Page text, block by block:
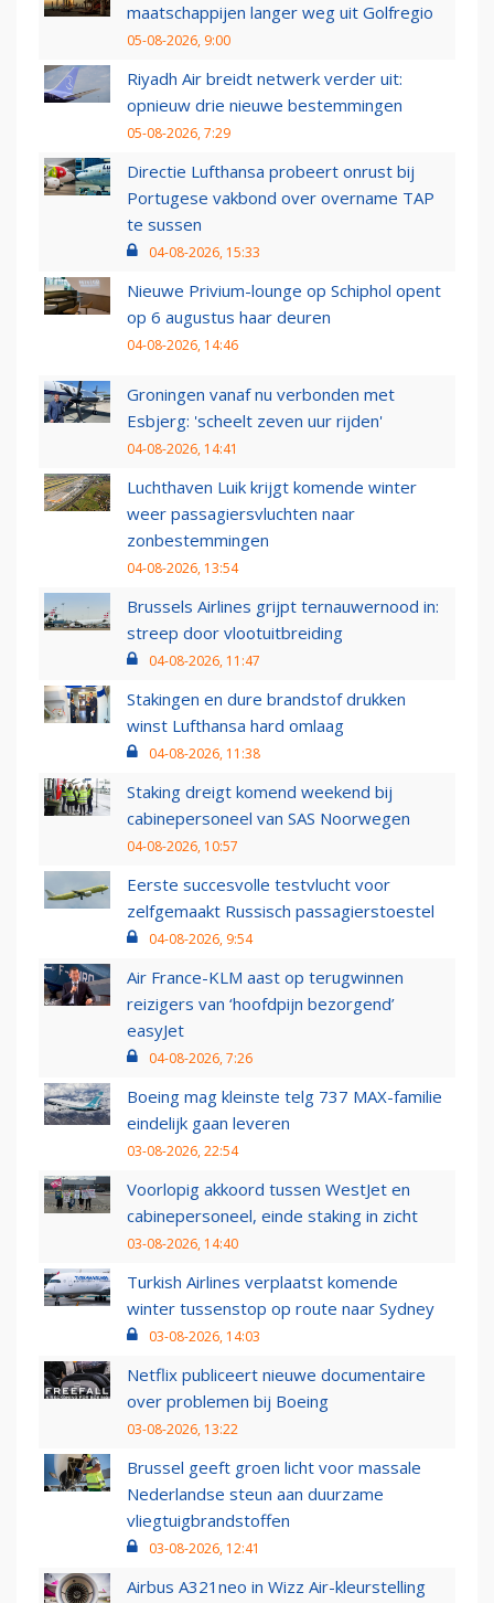
maatschappijen langer weg uit Golfregio
05-08-2026, 9:00
Riyadh Air breidt netwerk verder uit:
opnieuw drie nieuwe bestemmingen
05-08-2026, 7:29
Directie Lufthansa probeert onrust bij
Portugese vakbond over overname TAP
te sussen
04-08-2026, 15:33
Nieuwe Privium-lounge op Schiphol opent
op 6 augustus haar deuren
04-08-2026, 14:46
Groningen vanaf nu verbonden met
Esbjerg: 'scheelt zeven uur rijden'
04-08-2026, 14:41
Luchthaven Luik krijgt komende winter
weer passagiersvluchten naar
zonbestemmingen
04-08-2026, 13:54
Brussels Airlines grijpt ternauwernood in:
streep door vlootuitbreiding
04-08-2026, 11:47
Stakingen en dure brandstof drukken
winst Lufthansa hard omlaag
04-08-2026, 11:38
Staking dreigt komend weekend bij
cabinepersoneel van SAS Noorwegen
04-08-2026, 10:57
Eerste succesvolle testvlucht voor
zelfgemaakt Russisch passagierstoestel
04-08-2026, 9:54
Air France-KLM aast op terugwinnen
reizigers van ‘hoofdpijn bezorgend’
easyJet
04-08-2026, 7:26
Boeing mag kleinste telg 737 MAX-familie
eindelijk gaan leveren
03-08-2026, 22:54
Voorlopig akkoord tussen WestJet en
cabinepersoneel, einde staking in zicht
03-08-2026, 14:40
Turkish Airlines verplaatst komende
winter tussenstop op route naar Sydney
03-08-2026, 14:03
Netflix publiceert nieuwe documentaire
over problemen bij Boeing
03-08-2026, 13:22
Brussel geeft groen licht voor massale
Nederlandse steun aan duurzame
vliegtuigbrandstoffen
03-08-2026, 12:41
Airbus A321neo in Wizz Air-kleurstelling